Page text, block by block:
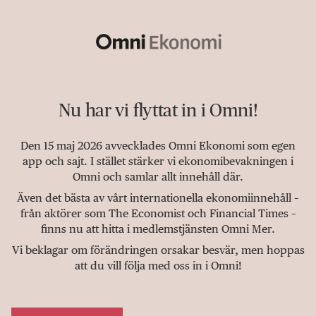
Nu har vi flyttat in i Omni!
Den 15 maj 2026 avvecklades Omni Ekonomi som egen
app och sajt. I stället stärker vi ekonomibevakningen i
Omni och samlar allt innehåll där.
Även det bästa av vårt internationella ekonomiinnehåll –
från aktörer som The Economist och Financial Times –
finns nu att hitta i medlemstjänsten Omni Mer.
Vi beklagar om förändringen orsakar besvär, men hoppas
att du vill följa med oss in i Omni!